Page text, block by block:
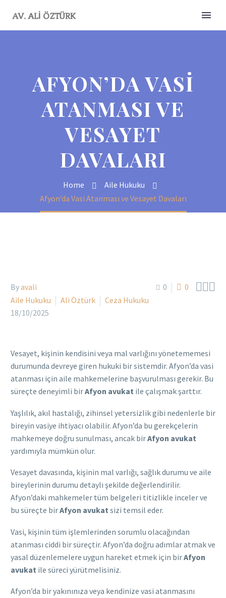
AFYON’DA VASI
ATANMASI VE
VESAYET
DAVALARI
Home
Aile Hukuku
Afyon’da Vasi Atanması ve Vesayet Davaları
0 0 
Byavali
Aile Hukuku
Ali Öztürk
Ceza Hukuku
18/10/2025
Vesayet, kişinin kendisini veya mal varlığını yönetememesi
durumunda devreye giren hukuki bir sistemdir. Afyon’da vasi
atanması için aile mahkemelerine başvurulması gerekir. Bu
süreçte deneyimli birAfyon avukat ile çalışmak şarttır.
Yaşlılık, akıl hastalığı, zihinsel yetersizlik gibi nedenlerle bir
bireyin vasiye ihtiyacı olabilir. Afyon’da bu gerekçelerin
mahkemeye doğru sunulması, ancak birAfyon avukat
yardımıyla mümkün olur.
Vesayet davasında, kişinin mal varlığı, sağlık durumu ve aile
bireylerinin durumu detaylı şekilde değerlendirilir.
Afyon’daki mahkemeler tüm belgeleri titizlikle inceler ve
bu süreçte birAfyon avukat sizi temsil eder.
Vasi, kişinin tüm işlemlerinden sorumlu olacağından
atanması ciddi bir süreçtir. Afyon’da doğru adımlar atmak ve
yasal düzenlemelere uygun hareket etmek için birAfyon
avukat ile süreci yürütmelisiniz.
Afyon’da bir yakınınıza veya kendinize vasi atanmasını